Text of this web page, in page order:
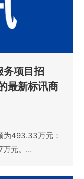
项目招
最新标讯商
为493.33万元；
万元。…